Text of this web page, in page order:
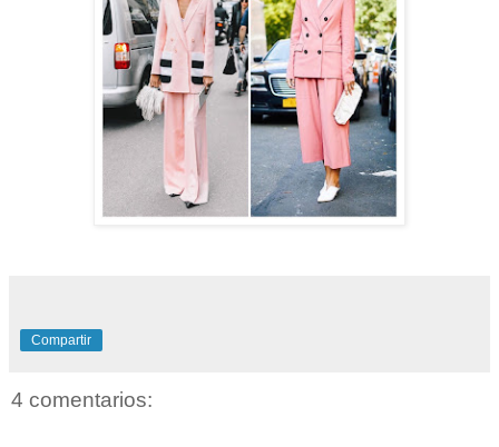
Compartir
4 comentarios: